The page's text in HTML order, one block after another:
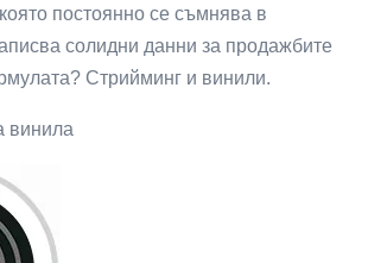
постоянно се съмнява в
солидни данни за продажбите
Стрийминг и винили.
винила